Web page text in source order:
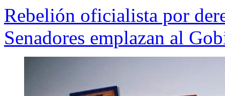
Rebelión oficialista por
Senadores emplazan al